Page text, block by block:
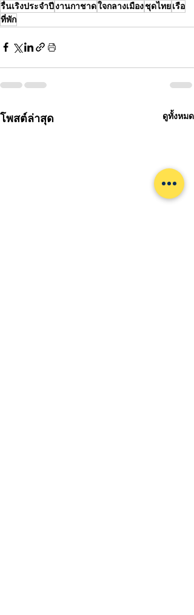
รื่นเริงประจำปีงานกาชาดใจกลางเมืองชุดไทยเรือ
ที่พัก
โพสต์ล่าสุด ดูทั้งหมด